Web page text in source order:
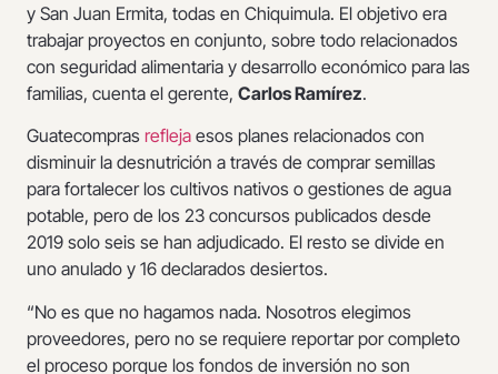
y San Juan Ermita, todas en Chiquimula. El objetivo era
trabajar proyectos en conjunto, sobre todo relacionados
con seguridad alimentaria y desarrollo económico para las
familias, cuenta el gerente, Carlos Ramírez.
Guatecompras refleja esos planes relacionados con
disminuir la desnutrición a través de comprar semillas
para fortalecer los cultivos nativos o gestiones de agua
potable, pero de los 23 concursos publicados desde
2019 solo seis se han adjudicado. El resto se divide en
uno anulado y 16 declarados desiertos.
“No es que no hagamos nada. Nosotros elegimos
proveedores, pero no se requiere reportar por completo
el proceso porque los fondos de inversión no son